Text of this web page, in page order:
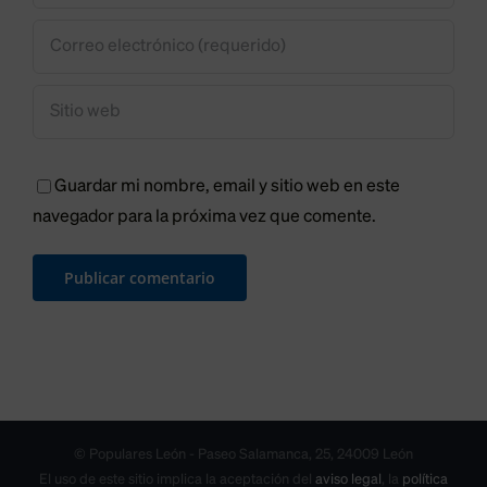
Guardar mi nombre, email y sitio web en este
navegador para la próxima vez que comente.
© Populares León - Paseo Salamanca, 25, 24009 León
El uso de este sitio implica la aceptación del aviso legal , la política